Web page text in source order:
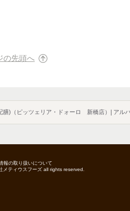
の先頭へ
膳)（ピッツェリア・ドォーロ 新橋店）| アル
報の取り扱いについて
メティウスフーズ all rights reserved.